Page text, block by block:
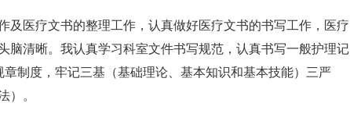
及医疗文书的整理工作，认真做好医疗文书的书写工作，医疗
脑清晰。我认真学习科室文件书写规范，认真书写一般护理记
制度，牢记三基（基础理论、基本知识和基本技能）三严
）。